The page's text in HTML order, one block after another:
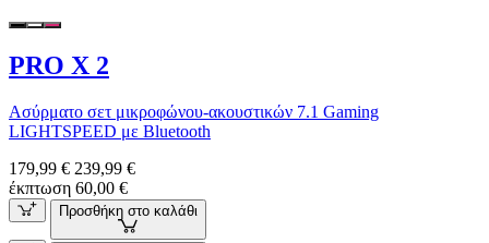
PRO X 2
Ασύρματο σετ μικροφώνου-ακουστικών 7.1 Gaming
LIGHTSPEED με Bluetooth
179,99 € 239,99 €
έκπτωση 60,00 €
Προσθήκη στο καλάθι